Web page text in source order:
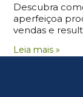
Descubra
aperfeiçoa
vendas e
Leia mais »